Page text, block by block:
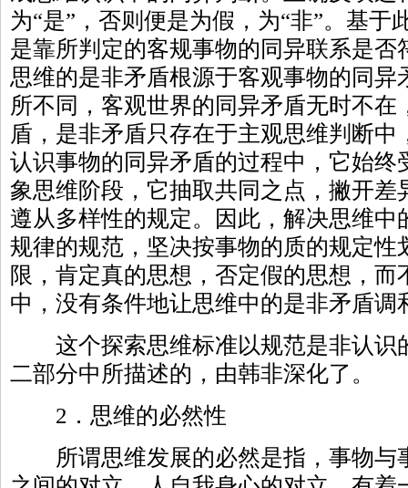
为“是”，否则便是为假，为“非”。基于
是靠所判定的客规事物的同异联系是否
思维的是非矛盾根源于客观事物的同异
所不同，客观世界的同异矛盾无时不在
盾，是非矛盾只存在于主观思维判断
认识事物的同异矛盾的过程中，它始终
象思维阶段，它抽取共同之点，撇开差
遵从多样性的规定。因此，解决思维中
规律的规范，坚决按事物的质的规定性
限，肯定真的思想，否定假的思想，
中，没有条件地让思维中的是非矛盾调
这个探索思维标准以规范是非认识
二部分中所描述的，由韩非深化了。
2．思维的必然性
所谓思维发展的必然是指，事物与